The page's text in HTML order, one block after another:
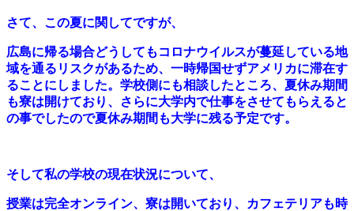
さて、この夏に関してですが、
広島に帰る場合どうしてもコロナウイルスが蔓延している地
域を通るリスクがあるため、一時帰国せずアメリカに滞在す
ることにしました。学校側にも相談したところ、夏休み期間
も寮は開けており、さらに大学内で仕事をさせてもらえると
の事でしたので夏休み期間も大学に残る予定です。
そして私の学校の現在状況について、
授業は完全オンライン、寮は開いており、カフェテリアも時